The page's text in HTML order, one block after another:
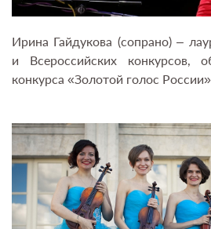
Ирина Гайдукова (сопрано) –
и Всероссийских конкурсов,
конкурса «Золотой голос